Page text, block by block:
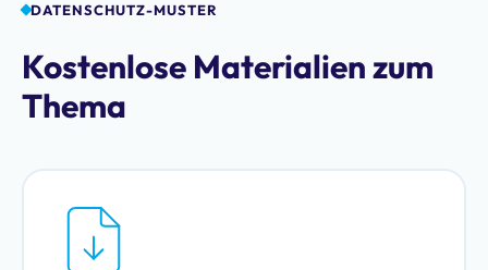
DATENSCHUTZ-MUSTER
Kostenlose Materialien zum
Thema